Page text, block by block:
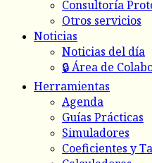
Consultoría
Otros servicios
Noticias
Noticias del día
🔒 Área de
Herramientas
Agenda
Guías Prácticas
Simuladores
Coeficientes y